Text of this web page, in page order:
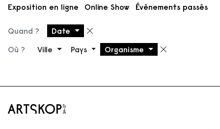
Exposition en ligne Online Show Évènements passés
Quand ? Date Supprimer le filtre
Où ? Ville Pays Organisme